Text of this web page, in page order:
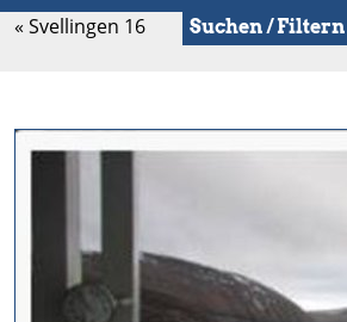
« Svellingen 16 Suchen / Filtern